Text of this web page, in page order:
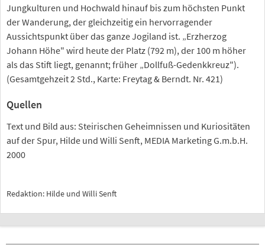
Jungkulturen und Hochwald hinauf bis zum höchsten Punkt
der Wanderung, der gleichzeitig ein hervorragender
Aussichtspunkt über das ganze Jogiland ist. „Erzherzog
Johann Höhe" wird heute der Platz (792 m), der 100 m höher
als das Stift liegt, genannt; früher „Dollfuß-Gedenkkreuz").
(Gesamtgehzeit 2 Std., Karte: Freytag & Berndt. Nr. 421)
Quellen
Text und Bild aus: Steirischen Geheimnissen und Kuriositäten
auf der Spur, Hilde und Willi Senft, MEDIA Marketing G.m.b.H.
2000
Redaktion: Hilde und Willi Senft